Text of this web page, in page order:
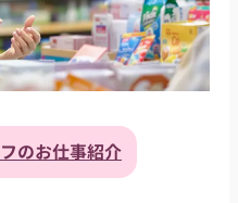
のお仕事紹介